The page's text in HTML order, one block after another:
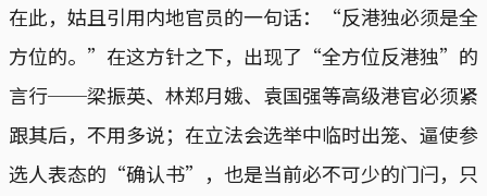
在此，姑且引用内地官员的一句话：“反港独必须是全
方位的。”在这方针之下，出现了“全方位反港独”的
言行──梁振英、林郑月娥、袁国强等高级港官必须紧
跟其后，不用多说；在立法会选举中临时出笼、逼使参
选人表态的“确认书”，也是当前必不可少的门闩，只